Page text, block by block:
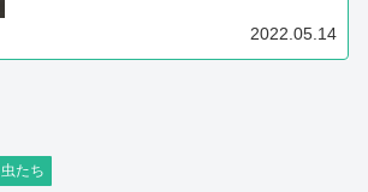
2022.05.14
虫たち